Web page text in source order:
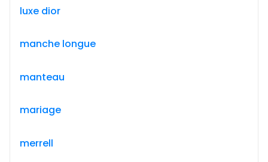
luxe dior
manche longue
manteau
mariage
merrell